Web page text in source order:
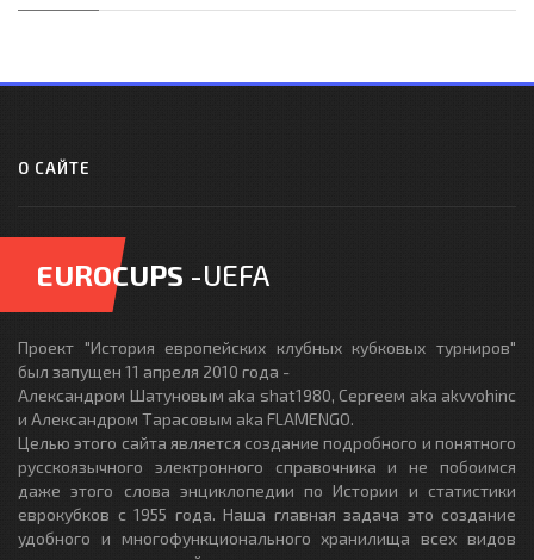
О САЙТЕ
EUROCUPS -UEFA
Проект "История европейских клубных кубковых турниров"
был запущен 11 апреля 2010 года -
Александром Шатуновым aka shat1980, Сергеем aka akvvohinc
и Александром Тарасовым aka FLAMENGO.
Целью этого сайта является создание подробного и понятного
русскоязычного электронного справочника и не побоимся
даже этого слова энциклопедии по Истории и статистики
еврокубков с 1955 года. Наша главная задача это создание
удобного и многофункционального хранилища всех видов